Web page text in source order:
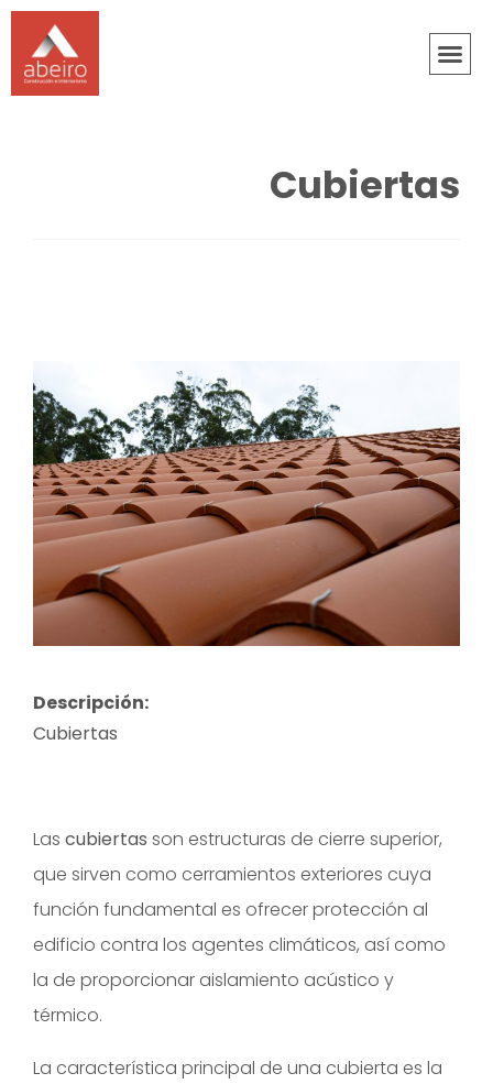
Cubiertas
Descripción:
Cubiertas
Las cubiertas son estructuras de cierre superior,
que sirven como cerramientos exteriores cuya
función fundamental es ofrecer protección al
edificio contra los agentes climáticos, así como
la de proporcionar aislamiento acústico y
térmico.
La característica principal de una cubierta es la